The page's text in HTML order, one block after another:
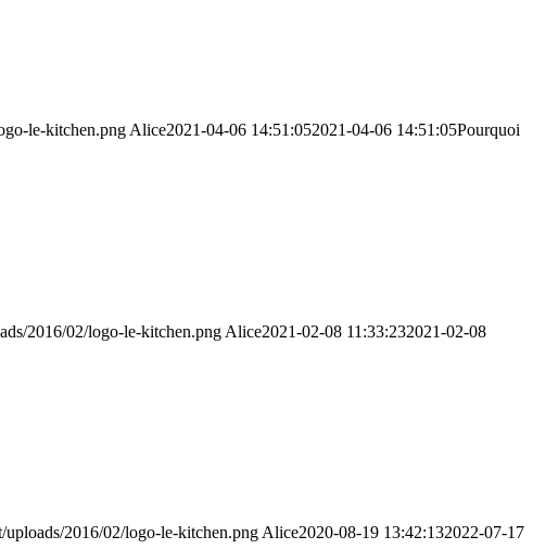
le-kitchen.png Alice2021-04-06 14:51:052021-04-06 14:51:05Pourquoi
2016/02/logo-le-kitchen.png Alice2021-02-08 11:33:232021-02-08
2016/02/logo-le-kitchen.png Alice2020-08-19 13:42:132022-07-17